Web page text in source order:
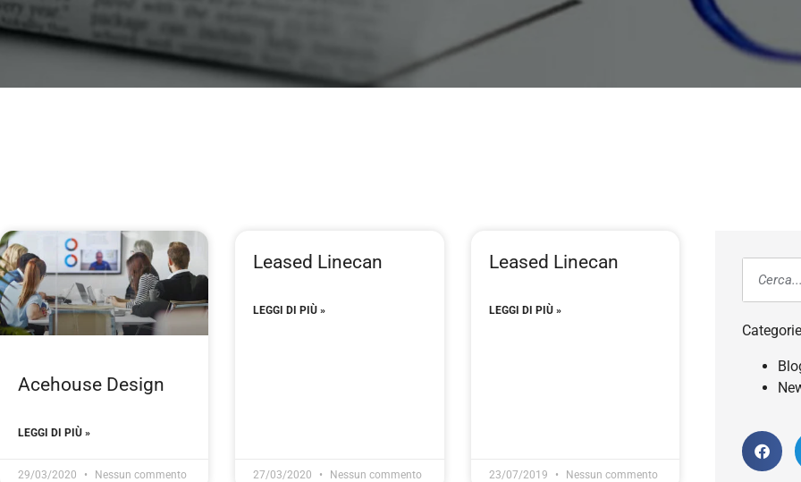
Acehouse Design
LEGGI DI PIÙ »
29/03/2020 Nessun commento
Leased Linecan
LEGGI DI PIÙ »
27/03/2020 Nessun commento
Leased Linecan
LEGGI DI PIÙ »
23/07/2019 Nessun commento
Categorie